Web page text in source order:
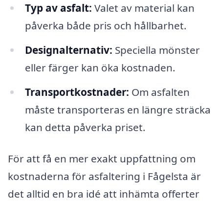
Typ av asfalt: Valet av material kan
påverka både pris och hållbarhet.
Designalternativ: Speciella mönster
eller färger kan öka kostnaden.
Transportkostnader: Om asfalten
måste transporteras en längre sträcka
kan detta påverka priset.
För att få en mer exakt uppfattning om
kostnaderna för asfaltering i Fågelsta är
det alltid en bra idé att inhämta offerter